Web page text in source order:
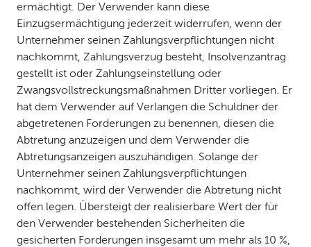
ermächtigt. Der Verwender kann diese
Einzugsermächtigung jederzeit widerrufen, wenn der
Unternehmer seinen Zahlungsverpflichtungen nicht
nachkommt, Zahlungsverzug besteht, Insolvenzantrag
gestellt ist oder Zahlungseinstellung oder
Zwangsvollstreckungsmaßnahmen Dritter vorliegen. Er
hat dem Verwender auf Verlangen die Schuldner der
abgetretenen Forderungen zu benennen, diesen die
Abtretung anzuzeigen und dem Verwender die
Abtretungsanzeigen auszuhändigen. Solange der
Unternehmer seinen Zahlungsverpflichtungen
nachkommt, wird der Verwender die Abtretung nicht
offen legen. Übersteigt der realisierbare Wert der für
den Verwender bestehenden Sicherheiten die
gesicherten Forderungen insgesamt um mehr als 10 %,